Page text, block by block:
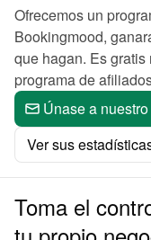
Ofrecemos un
Bookingmood,
que hagan. Es
programa de
Únase a
Ver sus
Toma el